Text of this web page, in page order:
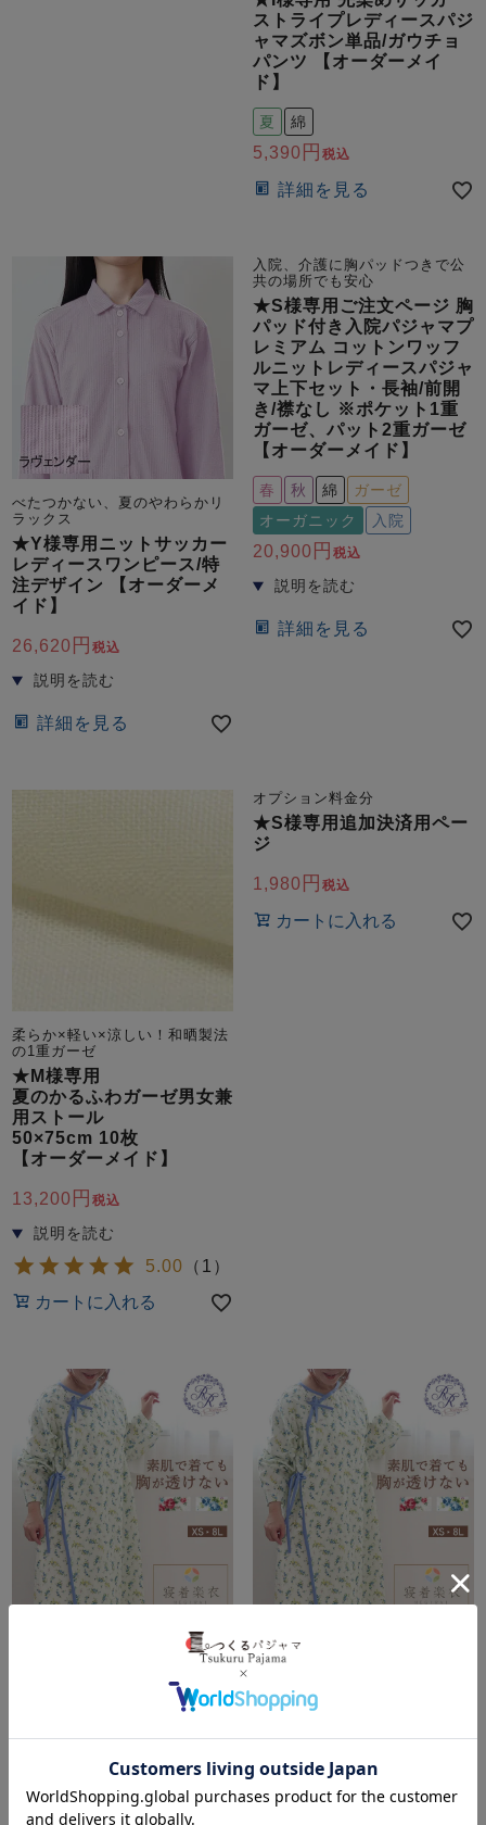
ストライプレディースパジ
ャマズボン単品/ガウチョ
パンツ 【オーダーメイ
ド】
夏 綿
5,390 税込
詳細を見る
べたつかない、夏のやわらかリ
ラックス
★Y様専用ニットサッカー
レディースワンピース/特
注デザイン 【オーダーメ
イド】
26,620 税込
詳細を見る
入院、介護に胸パッドつきで公
共の場所でも安心
★S様専用ご注文ページ 胸
パッド付き入院パジャマプ
レミアム コットンワッフ
ルニットレディースパジャ
マ上下セット・長袖/前開
き/襟なし ※ポケット1重
ガーゼ、パット2重ガーゼ
【オーダーメイド】
春 秋 綿
ガーゼ
オーガニック
入院
20,900 税込
詳細を見る
柔らか×軽い×涼しい！和晒製法
の1重ガーゼ
★M様専用
夏のかるふわガーゼ男女兼
用ストール
50×75cm 10枚
【オーダーメイド】
13,200 税込
5.00 （ 1 ）
カートに入れる
オプション料金分
★S様専用追加決済用ペー
ジ
1,980 税込
カートに入れる
★S様専用 とろけるガー
パジャマ 長袖/前開き/寝間
着
日本製
“介護用”に見えない、心華やぐ
★S様専用 和晒京ふたえ
入院 パジャマ 長袖/前開
き/寝間着